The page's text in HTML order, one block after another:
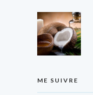
ME SUIVRE